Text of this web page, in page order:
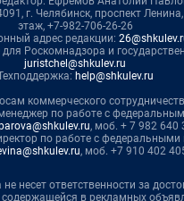
г. Челябинск, проспект
этаж, +7-982-706-26-26
адрес редакции:
Роскомнадзора и
juristchel@shkulev.ru
help@shkulev.ru
коммерческого
по работе с
, моб. + 7 982 640
по работе с федеральными
, моб. +7 910 402
несет ответственности за
в рекламных